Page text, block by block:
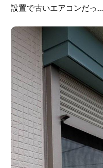
設置で古いエアコンだっ...